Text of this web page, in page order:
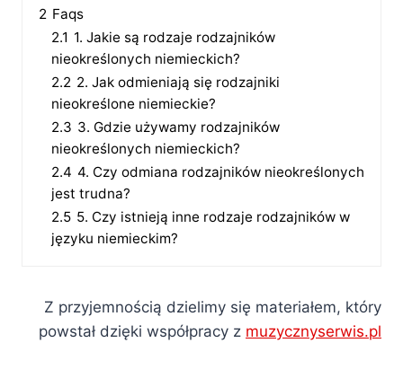
2 Faqs
2.1 1. Jakie są rodzaje rodzajników
nieokreślonych niemieckich?
2.2 2. Jak odmieniają się rodzajniki
nieokreślone niemieckie?
2.3 3. Gdzie używamy rodzajników
nieokreślonych niemieckich?
2.4 4. Czy odmiana rodzajników nieokreślonych
jest trudna?
2.5 5. Czy istnieją inne rodzaje rodzajników w
języku niemieckim?
Z przyjemnością dzielimy się materiałem, który
powstał dzięki współpracy z muzycznyserwis.pl